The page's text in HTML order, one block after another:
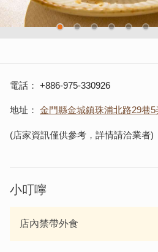
電話 +886-975-330926
地址 金門縣金城鎮珠浦北路29巷5
(店家資訊僅供參考，詳情請洽業者)
小叮嚀
店內禁帶外食